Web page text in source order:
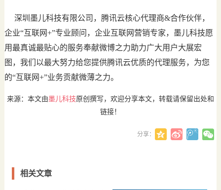
深圳墨儿科技有限公司，腾讯云核心代理商&合作伙伴，
企业“互联网+”专业顾问，企业互联网营销专家，墨儿科技愿
用最真诚最贴心的服务奉献微博之力助力广大用户大展宏
图，我们以最大努力给您提供腾讯云优质的代理服务，为您
的“互联网+”业务贡献微薄之力。
来源：本文由墨儿科技原创撰写，欢迎分享本文，转载请保留出处和
链接！
分享：
相关文章